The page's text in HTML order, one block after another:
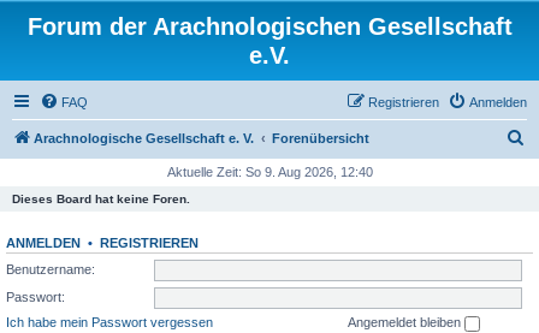
Forum der Arachnologischen Gesellschaft
e.V.
FAQ Anmelden
Registrieren
Arachnologische Gesellschaft e. V. Forenübersicht
e
Aktuelle Zeit: So 9. Aug 2026, 12:40
Dieses Board hat keine Foren.
ANMELDEN • REGISTRIEREN
Benutzername:
Passwort:
Ich habe mein Passwort vergessen
Angemeldet bleiben